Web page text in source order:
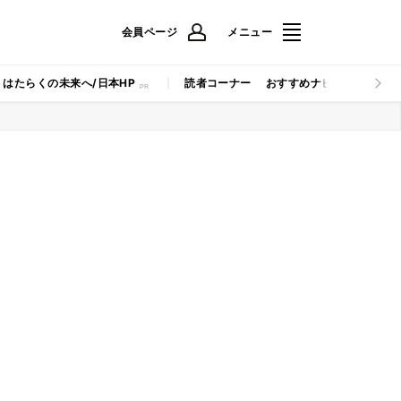
会員ページ メニュー
はたらくの未来へ/日本HP 読者コーナー おすすめナビ マイナビ